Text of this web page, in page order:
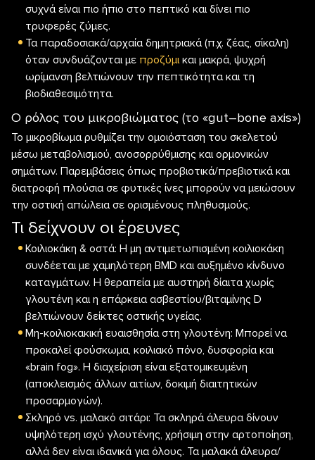
συχνά είναι πιο ήπιο στο πεπτικό και δίνει πιο
τρυφερές ζύμες.
Τα παραδοσιακά/αρχαία δημητριακά (π.χ. ζέας, σίκαλη)
όταν συνδυάζονται με προζύμικαι μακρά, ψυχρή
ωρίμανση βελτιώνουν την πεπτικότητα και τη
βιοδιαθεσιμότητα.
Ο ρόλος του μικροβιώματος (το «gut–bone axis»)
Το μικροβίωμα ρυθμίζει την ομοιόσταση του σκελετού
μέσω μεταβολισμού, ανοσορρύθμισης και ορμονικών
σημάτων. Παρεμβάσεις όπως προβιοτικά/πρεβιοτικά και
διατροφή πλούσια σε φυτικές ίνες μπορούν να μειώσουν
την οστική απώλεια σε ορισμένους πληθυσμούς.
Τι δείχνουν οι έρευνες
Κοιλιοκάκη & οστά: Η μη αντιμετωπισμένη κοιλιοκάκη
συνδέεται με χαμηλότερη BMD και αυξημένο κίνδυνο
καταγμάτων. Η θεραπεία με αυστηρή δίαιτα χωρίς
γλουτένη και η επάρκεια ασβεστίου/βιταμίνης D
βελτιώνουν δείκτες οστικής υγείας.
Μη-κοιλιοκακική ευαισθησία στη γλουτένη: Μπορεί να
προκαλεί φούσκωμα, κοιλιακό πόνο, δυσφορία και
«brain fog». Η διαχείριση είναι εξατομικευμένη
(αποκλεισμός άλλων αιτίων, δοκιμή διαιτητικών
προσαρμογών).
Σκληρό vs. μαλακό σιτάρι: Τα σκληρά άλευρα δίνουν
υψηλότερη ισχύ γλουτένης, χρήσιμη στην αρτοποίηση,
αλλά δεν είναι ιδανικά για όλους. Τα μαλακά άλευρα/